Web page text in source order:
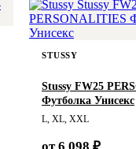
STUSSY
Stussy FW25
Футболка Унисекс
L, XL, XXL
от 6 098 ₽